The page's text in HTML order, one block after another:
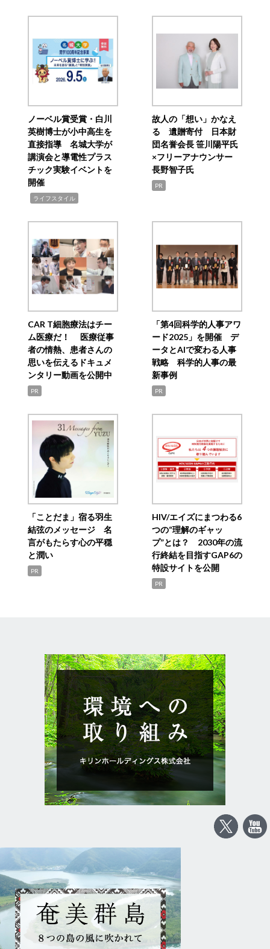
ノーベル賞受賞・白川
英樹博士が小中高生を
直接指導 名城大学が
講演会と導電性プラス
チック実験イベントを
開催
ライフスタイル
故人の「想い」かなえ
る 遺贈寄付 日本財
団名誉会長 笹川陽平氏
×フリーアナウンサー
長野智子氏
PR
CAR T細胞療法はチー
ム医療だ！ 医療従事
者の情熱、患者さんの
思いを伝えるドキュメ
ンタリー動画を公開中
PR
「第4回科学的人事アワ
ード2025」を開催 デ
ータとAIで変わる人事
戦略 科学的人事の最
新事例
PR
「ことだま」宿る羽生
結弦のメッセージ 名
言がもたらす心の平穏
と潤い
PR
HIV/エイズにまつわる6
つの“理解のギャッ
プ”とは？ 2030年の流
行終結を目指すGAP6の
特設サイトを公開
PR